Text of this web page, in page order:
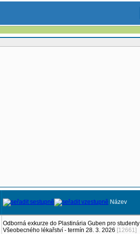
Název
Odborná exkurze do Plastinária Guben pro studenty
Všeobecného lékařství - termín 28. 3. 2026 [12661]